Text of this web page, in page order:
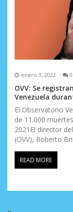
enero 3, 2022 0
OVV: Se
Venezuela
El Observatorio
de 11.000
2021El director
(OVV), Roberto
READ MORE